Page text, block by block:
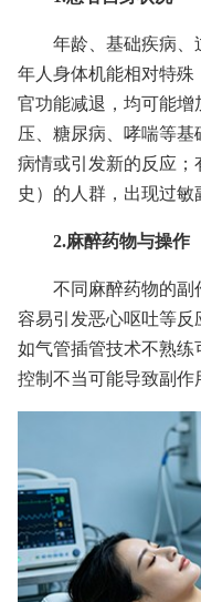
年龄、基础疾病、
年人身体机能相对特
官功能减退，均可能增
压、糖尿病、哮喘等
病情或引发新的反应
史）的人群，出现过敏
2.麻醉药物与操作
不同麻醉药物的副
容易引发恶心呕吐等反
如气管插管技术不熟
控制不当可能导致副作